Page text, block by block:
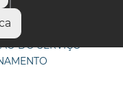
DO LARGO DO
DO SERVIÇO